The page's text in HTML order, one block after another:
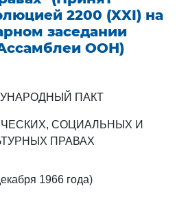
2200 (XXI) на
заседании
ООН)
ПАКТ
СОЦИАЛЬНЫХ И
ПРАВАХ
1966 года)